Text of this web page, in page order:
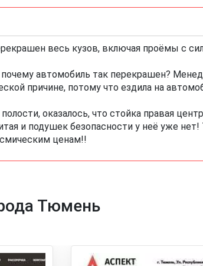
весь кузов, включая проёмы с
автомобиль так перекрашен?
причине, потому что ездила на
оказалось, что стойка правая
и подушек безопасности у неё уже
ценам!!
Тюмень